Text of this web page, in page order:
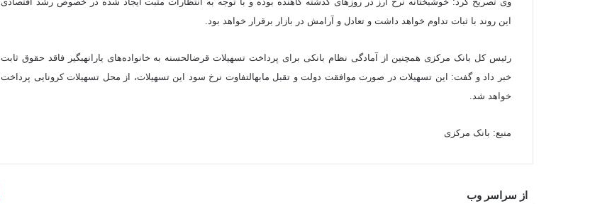
این روند با ثبات تداوم خواهد داشت و تعادل و آرامش در بازار برقرار خواهد بود.
رئیس کل بانک مرکزی همچنین از آمادگی نظام بانکی برای پرداخت تسهیلات قرض‎الحسنه به خانواده‌های یارانه‎بگیر فاقد حقوق ثابت
خبر داد و گفت: این تسهیلات در صورت موافقت دولت و تقبل مابه‎التفاوت نرخ سود این تسهیلات، از محل تسهیلات کرونایی پرداخت
خواهد شد.
منبع: بانک مرکزی
از سراسر وب